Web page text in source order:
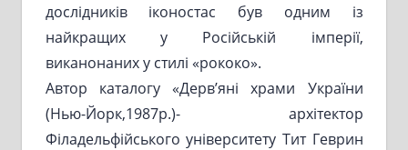
дослідників іконостас був одним із
найкращих у Російській імперії,
виканонаних у стилі «рококо».
Автор каталогу «Дерв’яні храми України
(Нью-Йорк,1987р.)- архітектор
Філадельфійського університету Тит Геврин